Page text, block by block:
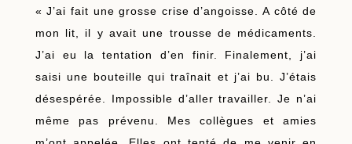
« J’ai fait une grosse crise d’angoisse. A côté de
mon lit, il y avait une trousse de médicaments.
J’ai eu la tentation d’en finir. Finalement, j’ai
saisi une bouteille qui traînait et j’ai bu. J’étais
désespérée. Impossible d’aller travailler. Je n’ai
même pas prévenu. Mes collègues et amies